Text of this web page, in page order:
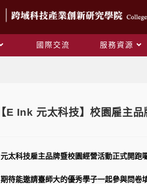
國際交流 服務資源
【E Ink 元太科技】校園雇主
元太科技雇主品牌暨校園經營活動正式開跑
期待能邀請臺師大的優秀學子一起參與問卷